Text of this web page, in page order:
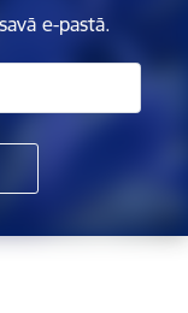
e-pastā.